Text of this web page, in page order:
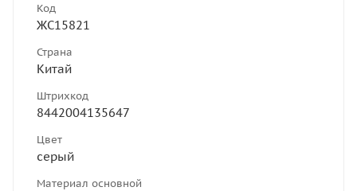
Код
ЖС15821
Страна
Китай
Штрихкод
8442004135647
Цвет
серый
Материал основной